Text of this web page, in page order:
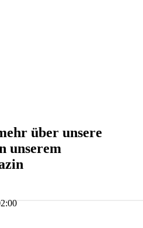
über unsere
unserem